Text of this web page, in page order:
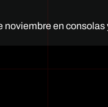
noviembre en consolas